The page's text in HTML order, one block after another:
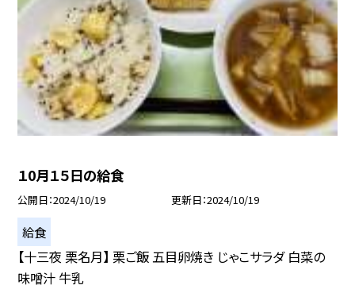
１0月１５日の給食
公開日 2024/10/19 更新日 2024/10/19
給食
【十三夜 栗名月】 栗ご飯 五目卵焼き じゃこサラダ 白菜の
味噌汁 牛乳